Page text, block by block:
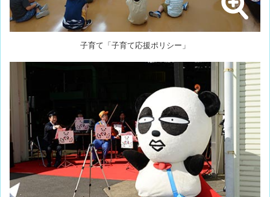
子育て「子育て応援ポリシー」